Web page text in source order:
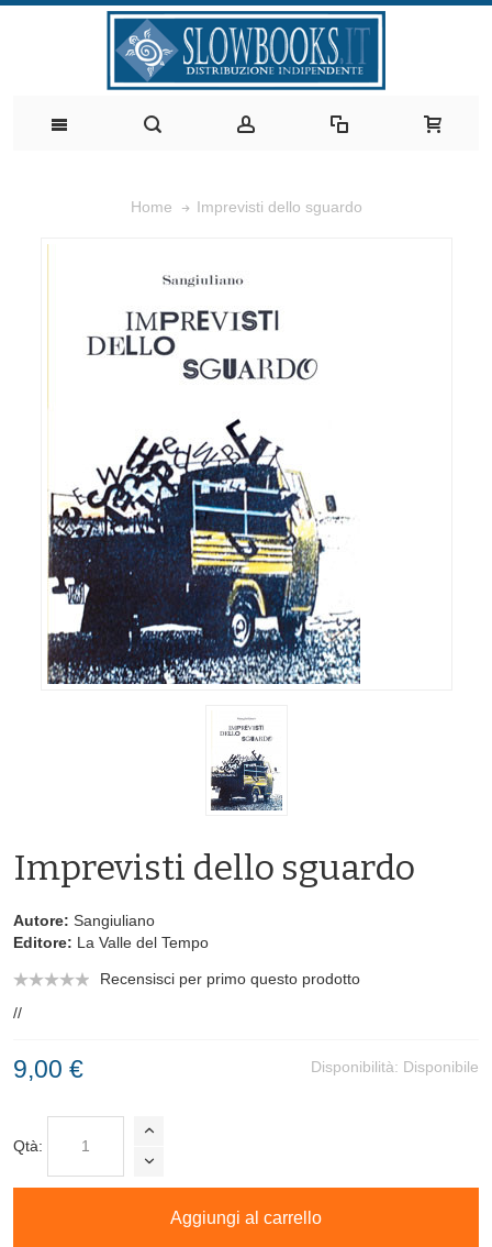
Home Imprevisti dello sguardo
Imprevisti dello sguardo
Autore: Sangiuliano
Editore: La Valle del Tempo
Recensisci per primo questo prodotto
//
Disponibilità: Disponibile
9,00 €
Qtà:
Aggiungi al carrello